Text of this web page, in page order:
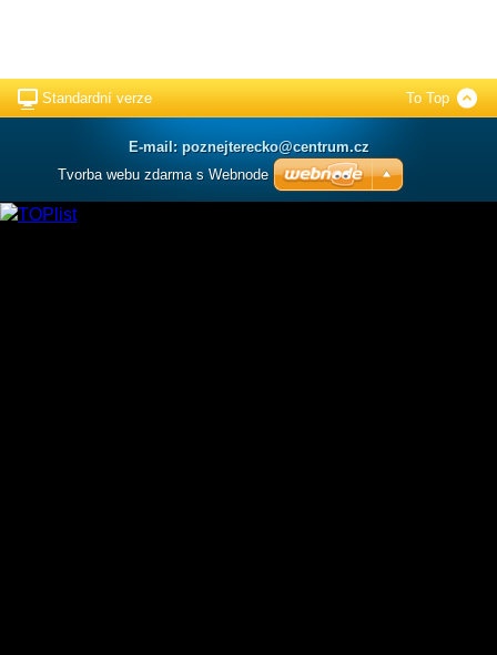
Standardní verze To Top
E-mail: poznejterecko@centrum.cz
Tvorba webu zdarma s Webnode